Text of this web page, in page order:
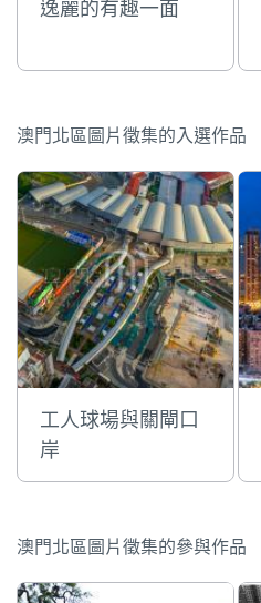
逸麗的有趣一面
澳門北區圖片徵集的入選作品
工人球場與關閘口
岸
澳門北區圖片徵集的參與作品